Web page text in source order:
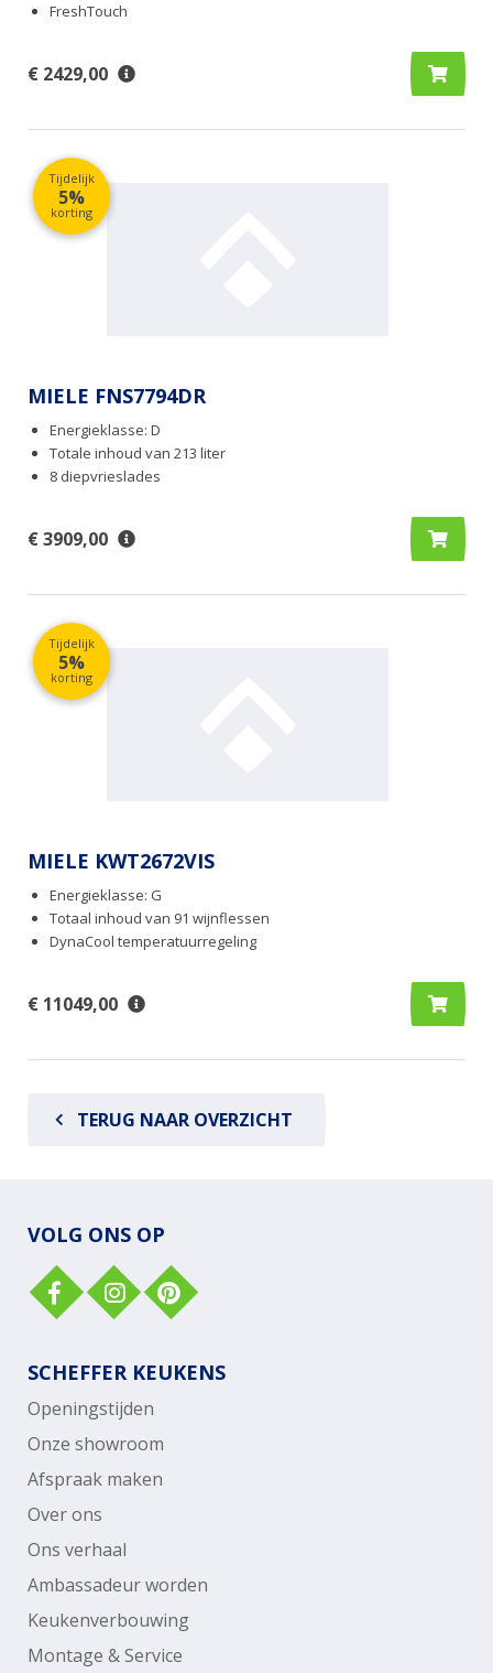
FreshTouch
€ 2429,00
Tijdelijk
5%
korting
MIELE FNS7794DR
Energieklasse: D
Totale inhoud van 213 liter
8 diepvrieslades
€ 3909,00
Tijdelijk
5%
korting
MIELE KWT2672VIS
Energieklasse: G
Totaal inhoud van 91 wijnflessen
DynaCool temperatuurregeling
€ 11049,00
TERUG NAAR OVERZICHT
VOLG ONS OP
SCHEFFER KEUKENS
Openingstijden
Onze showroom
Afspraak maken
Over ons
Ons verhaal
Ambassadeur worden
Keukenverbouwing
Montage & Service